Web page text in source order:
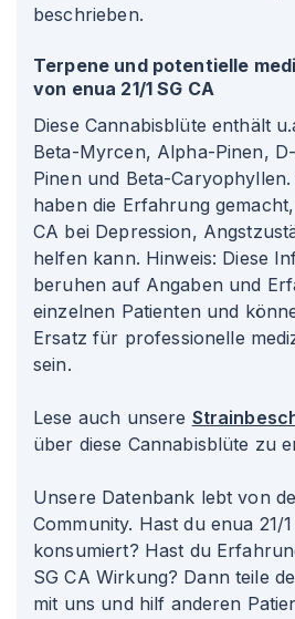
beschrieben.
Terpene und potentielle
von enua 21/1 SG CA
Diese Cannabisblüte enthält
Beta-Myrcen, Alpha-Pinen,
Pinen und Beta-Caryophyllen.
haben die Erfahrung
CA bei Depression,
helfen kann. Hinweis: Diese
beruhen auf Angaben und
einzelnen Patienten und
Ersatz für professionelle
sein.
Lese auch unsere
über diese Cannabisblüte zu
Unsere Datenbank lebt von
Community. Hast du enua 21/
konsumiert? Hast du
SG CA Wirkung? Dann teile
mit uns und hilf anderen